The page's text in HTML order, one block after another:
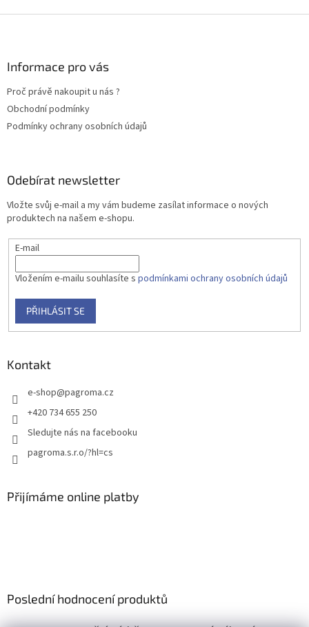
Informace pro vás
Proč právě nakoupit u nás ?
Obchodní podmínky
Podmínky ochrany osobních údajů
Odebírat newsletter
Vložte svůj e-mail a my vám budeme zasílat informace o nových
produktech na našem e-shopu.
E-mail
Vložením e-mailu souhlasíte s podmínkami ochrany osobních údajů
PŘIHLÁSIT SE
Kontakt
e-shop@pagroma.cz
+420 734 655 250
Sledujte nás na facebooku
pagroma.s.r.o/?hl=cs
Přijímáme online platby
Poslední hodnocení produktů